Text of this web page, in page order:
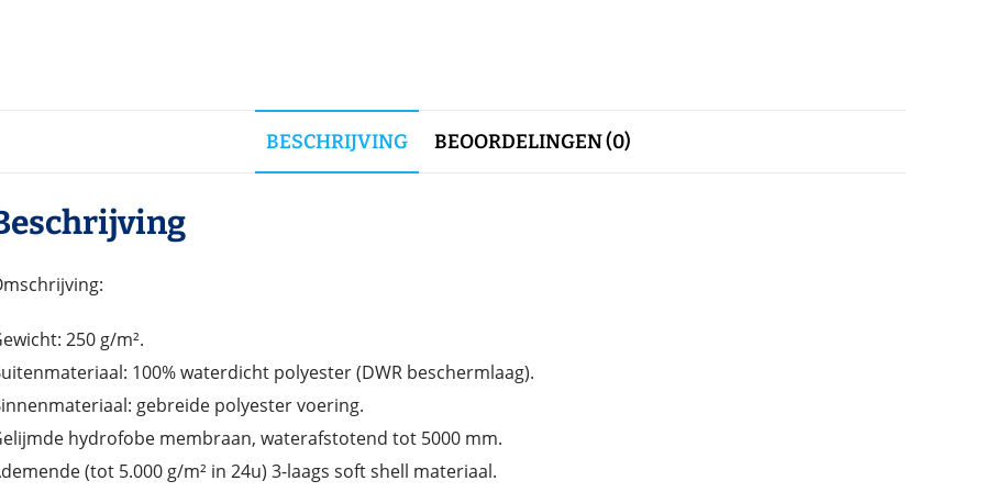
BESCHRIJVING BEOORDELINGEN (0)
250 g/m².
100% waterdicht polyester (DWR beschermlaag).
gebreide polyester voering.
hydrofobe membraan, waterafstotend tot 5000 mm.
(tot 5.000 g/m² in 24u) 3-laags soft shell materiaal.